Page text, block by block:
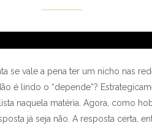
se vale a pena ter um nicho nas
é lindo o “depende”?
naquela matéria. Agora, como
já seja não. A resposta certa,